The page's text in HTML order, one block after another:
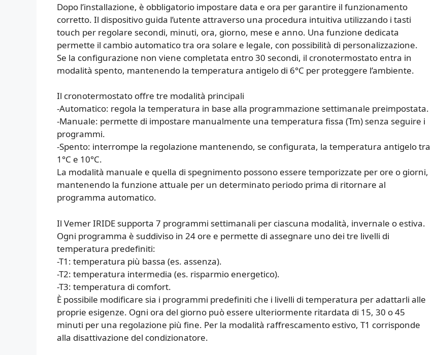
Dopo l’installazione, è obbligatorio impostare data e ora per garantire il funzionamento
corretto. Il dispositivo guida l’utente attraverso una procedura intuitiva utilizzando i tasti
touch per regolare secondi, minuti, ora, giorno, mese e anno. Una funzione dedicata
permette il cambio automatico tra ora solare e legale, con possibilità di personalizzazione.
Se la configurazione non viene completata entro 30 secondi, il cronotermostato entra in
modalità spento, mantenendo la temperatura antigelo di 6°C per proteggere l’ambiente.
Il cronotermostato offre tre modalità principali
-Automatico: regola la temperatura in base alla programmazione settimanale preimpostata.
-Manuale: permette di impostare manualmente una temperatura fissa (Tm) senza seguire i
programmi.
-Spento: interrompe la regolazione mantenendo, se configurata, la temperatura antigelo tra
1°C e 10°C.
La modalità manuale e quella di spegnimento possono essere temporizzate per ore o giorni,
mantenendo la funzione attuale per un determinato periodo prima di ritornare al
programma automatico.
Il Vemer IRIDE supporta 7 programmi settimanali per ciascuna modalità, invernale o estiva.
Ogni programma è suddiviso in 24 ore e permette di assegnare uno dei tre livelli di
temperatura predefiniti:
-T1: temperatura più bassa (es. assenza).
-T2: temperatura intermedia (es. risparmio energetico).
-T3: temperatura di comfort.
È possibile modificare sia i programmi predefiniti che i livelli di temperatura per adattarli alle
proprie esigenze. Ogni ora del giorno può essere ulteriormente ritardata di 15, 30 o 45
minuti per una regolazione più fine. Per la modalità raffrescamento estivo, T1 corrisponde
alla disattivazione del condizionatore.